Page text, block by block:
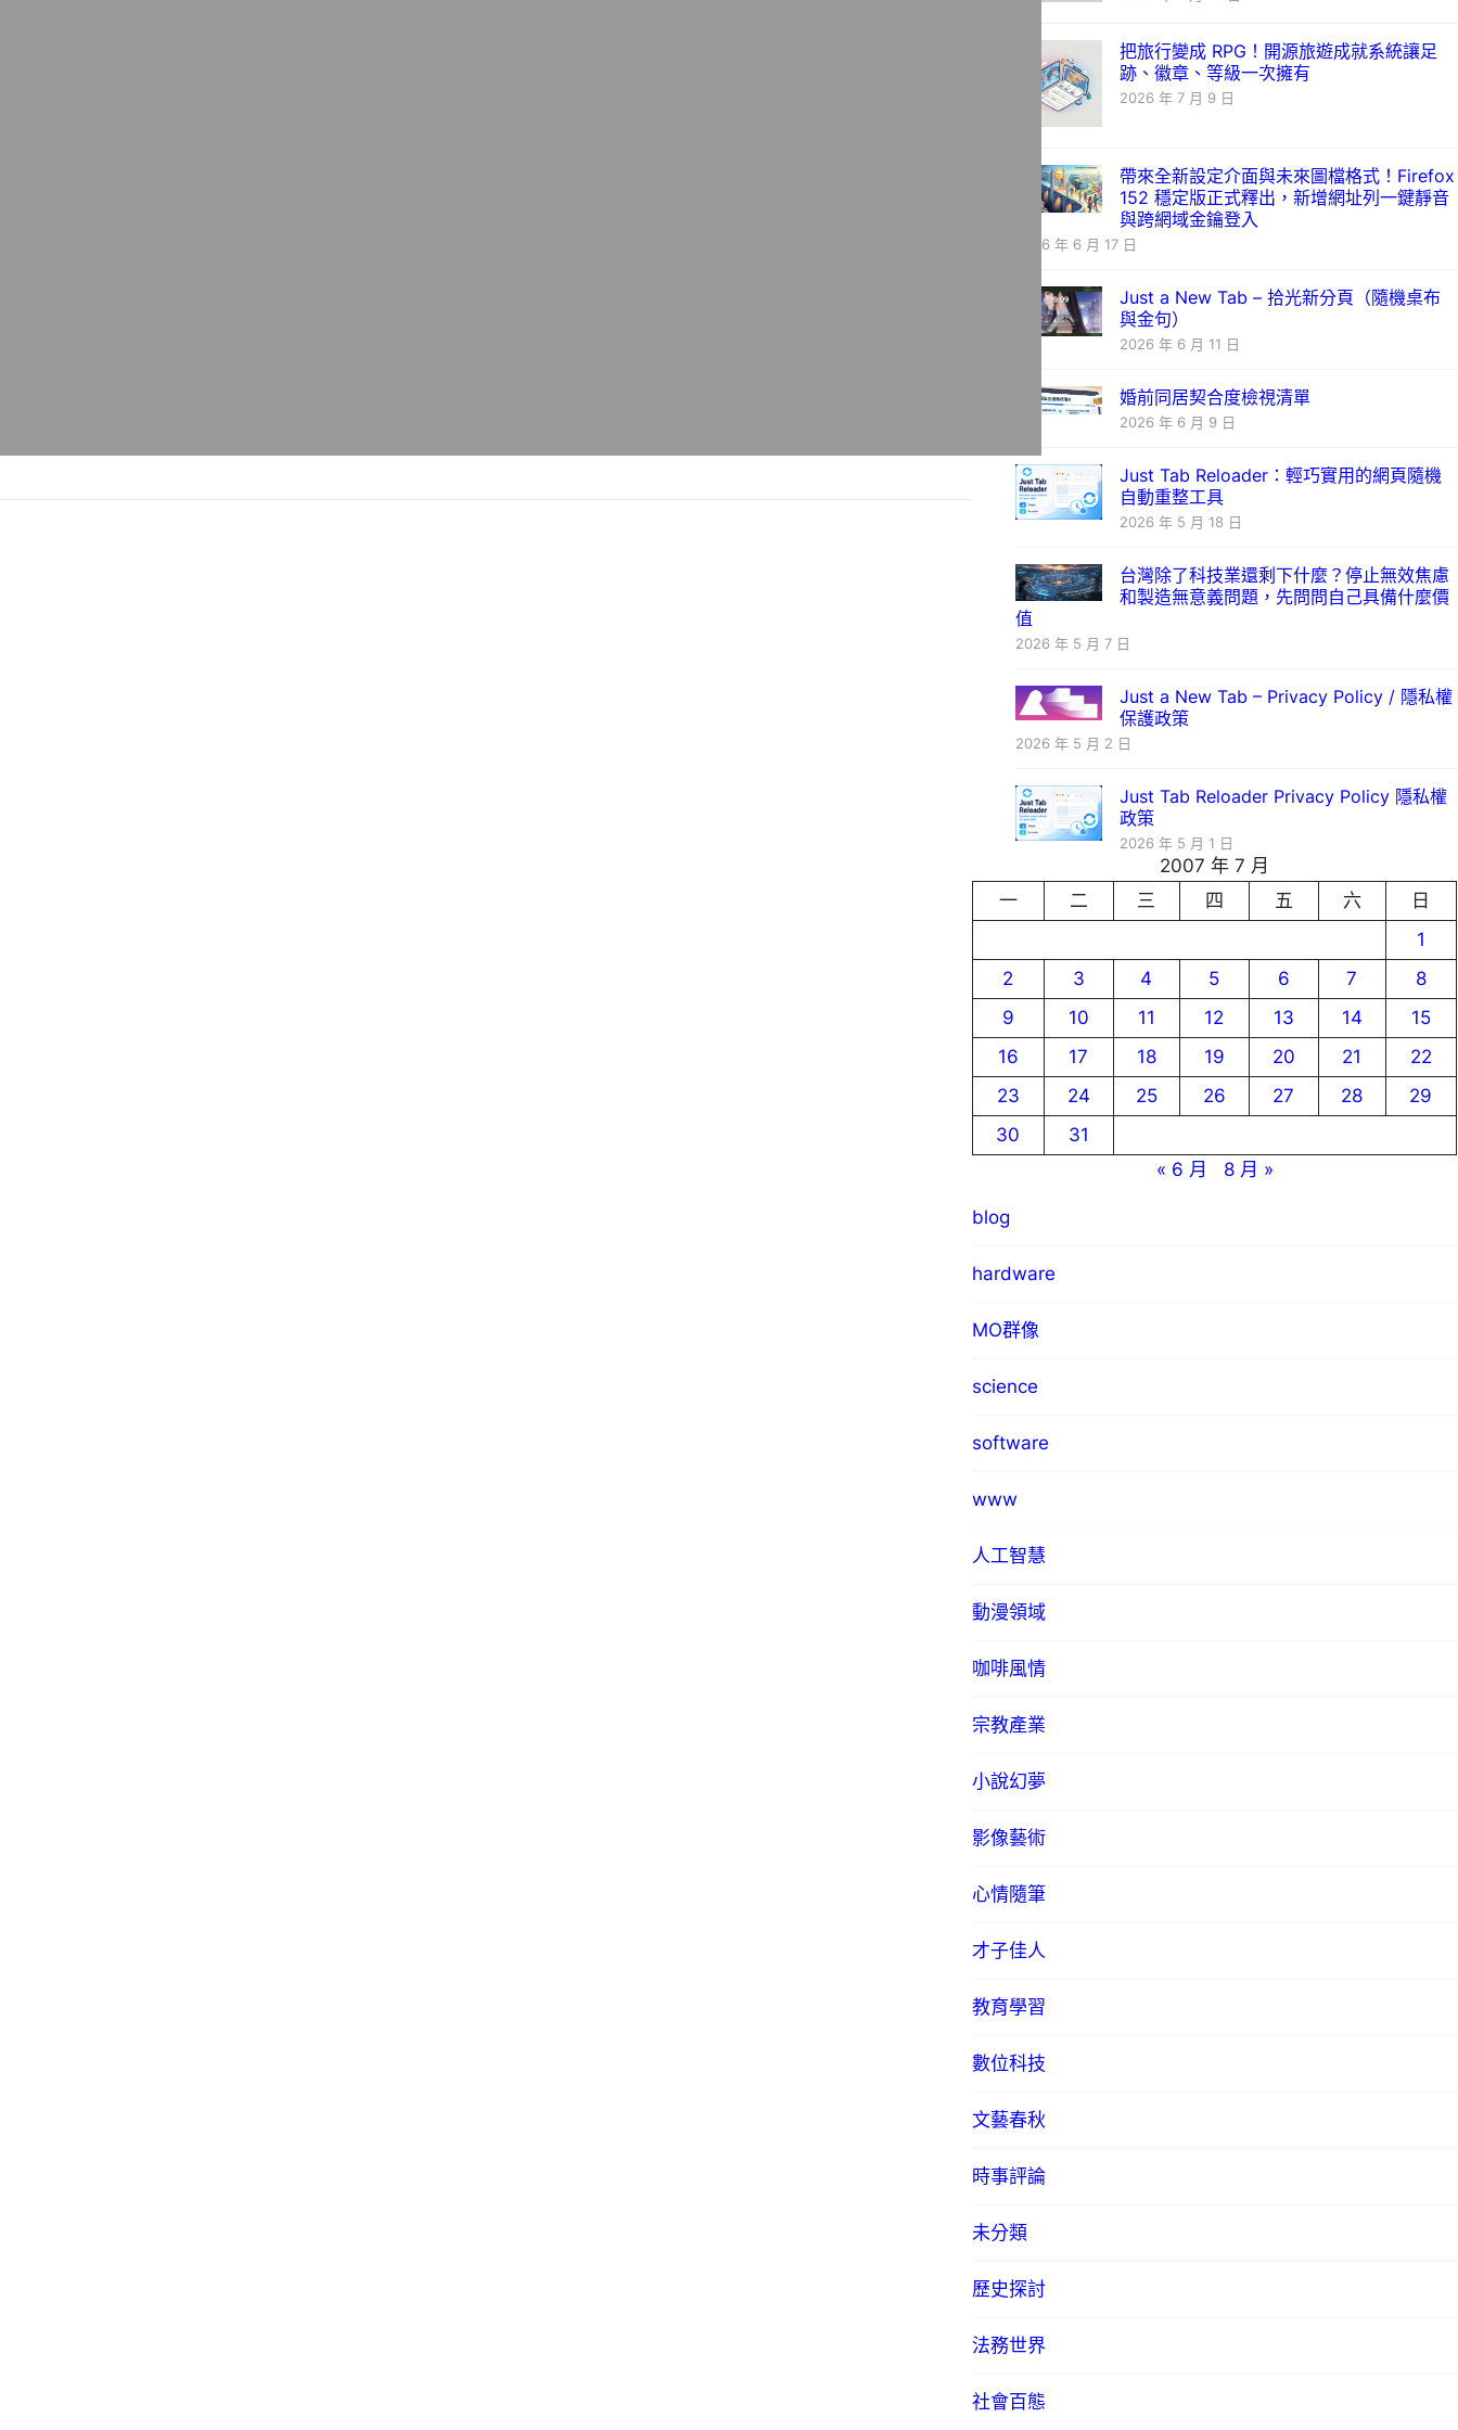
把旅行變成 RPG！開源旅遊成就系統讓足
跡、徽章、等級一次擁有
2026 年 7 月 9 日
帶來全新設定介面與未來圖檔格式！Firefox
152 穩定版正式釋出，新增網址列一鍵靜音
與跨網域金鑰登入
2026 年 6 月 17 日
Just a New Tab – 拾光新分頁（隨機桌布
與金句）
2026 年 6 月 11 日
婚前同居契合度檢視清單
2026 年 6 月 9 日
Just Tab Reloader：輕巧實用的網頁隨機
自動重整工具
2026 年 5 月 18 日
台灣除了科技業還剩下什麼？停止無效焦慮
和製造無意義問題，先問問自己具備什麼價
值
2026 年 5 月 7 日
Just a New Tab – Privacy Policy / 隱私權
保護政策
2026 年 5 月 2 日
Just Tab Reloader Privacy Policy 隱私權
政策
2026 年 5 月 1 日
2007 年 7 月
一
二 三 四 五 六
日
1
2
3 4 5 6 7
8
9
10 11 12 13 14
15
16
17 18 19 20 21
22
23
24 25 26 27 28
29
30
31
« 6 月
8 月 »
blog
hardware
MO群像
science
software
www
人工智慧
動漫領域
咖啡風情
宗教產業
小說幻夢
影像藝術
心情隨筆
才子佳人
教育學習
數位科技
文藝春秋
時事評論
未分類
歷史探討
法務世界
社會百態